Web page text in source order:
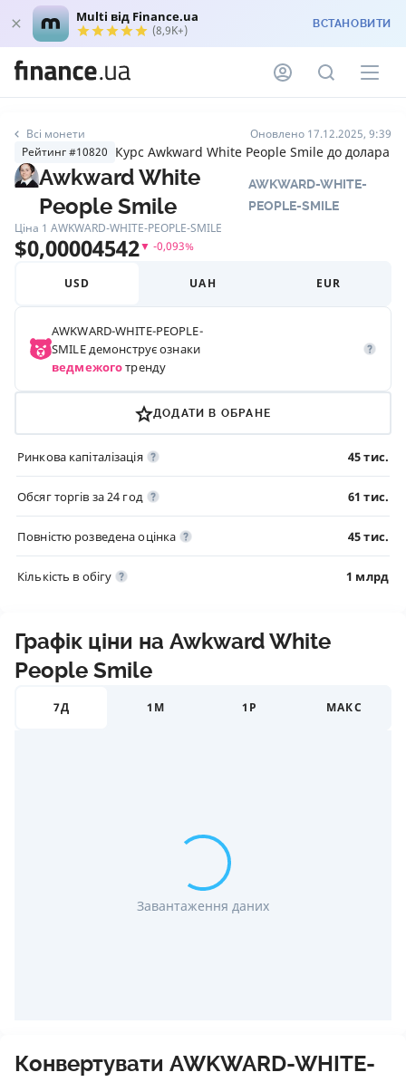
Multi від Finance.ua
(8,9K+) ВСТАНОВИТИ
Всі монети
Оновлено 17.12.2025, 9:39
Рейтинг #10820 Курс Awkward White People Smile до долара
Awkward White
People Smile
AWKWARD-WHITE-
PEOPLE-SMILE
Ціна 1 AWKWARD-WHITE-PEOPLE-SMILE
$0,00004542▼ -0,093%
USD UAH EUR
AWKWARD-WHITE-PEOPLE-
SMILEдемонструє ознаки
ведмежоготренду
ДОДАТИ В ОБРАНЕ
Ринкова капіталізація 45 тис.
Обсяг торгів за 24 год 61 тис.
Повністю розведена оцінка 45 тис.
Кількість в обігу 1 млрд
Графік ціни на Awkward White
People Smile
7Д 1М 1Р МАКС
Завантаження даних
Конвертувати AWKWARD-WHITE-